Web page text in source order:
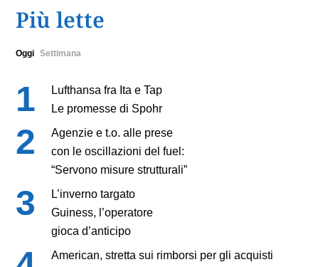
Più lette
Oggi Settimana
Lufthansa fra Ita e Tap
Le promesse di Spohr
Agenzie e t.o. alle prese
con le oscillazioni del fuel:
“Servono misure strutturali”
L’inverno targato
Guiness, l’operatore
gioca d’anticipo
American, stretta sui rimborsi per gli acquisti